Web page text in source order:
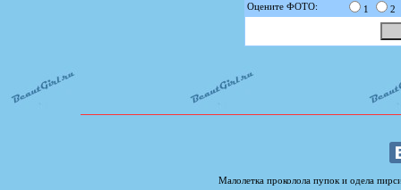
Оцените ФОТО: 1 2
Малолетка проколола пупок и одела